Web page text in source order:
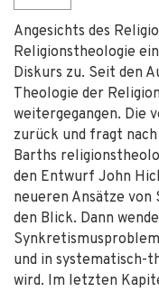
Angesichts des
Religionstheologie
Diskurs zu. Seit den
Theologie der
weitergegangen. Die
zurück und fragt
Barths
den Entwurf John
neueren Ansätze von
den Blick. Dann
und in systematisch-
wird. Im letzten